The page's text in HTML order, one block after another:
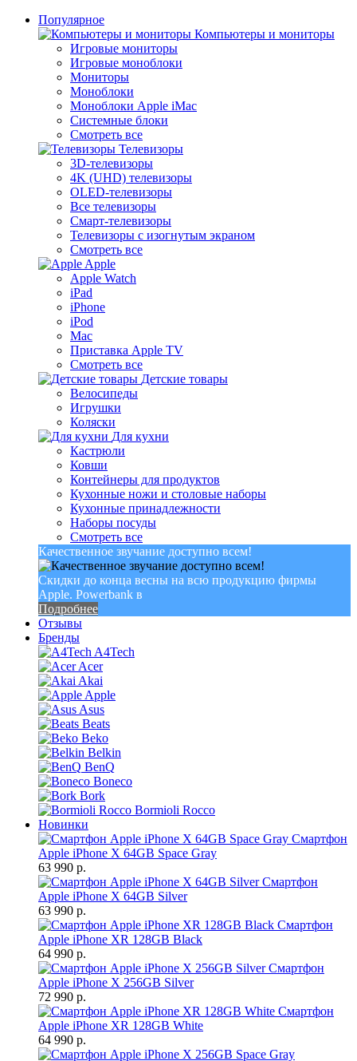
Популярное
Компьютеры и мониторы
Игровые мониторы
Игровые моноблоки
Мониторы
Моноблоки
Моноблоки Apple iMac
Системные блоки
Смотреть все
Телевизоры
3D-телевизоры
4K (UHD) телевизоры
OLED-телевизоры
Все телевизоры
Смарт-телевизоры
Телевизоры с изогнутым экраном
Смотреть все
Apple
Apple Watch
iPad
iPhone
iPod
Mac
Приставка Apple TV
Смотреть все
Детские товары
Велосипеды
Игрушки
Коляски
Для кухни
Кастрюли
Ковши
Контейнеры для продуктов
Кухонные ножи и столовые наборы
Кухонные принадлежности
Наборы посуды
Смотреть все
Качественное звучание доступно всем!
Скидки до конца весны на всю продукцию фирмы
Apple. Powerbank в
Подробнее
Отзывы
Бренды
A4Tech
Acer
Akai
Apple
Asus
Beats
Beko
Belkin
BenQ
Boneco
Bork
Bormioli Rocco
Новинки
Смартфон
Apple iPhone X 64GB Space Gray
63 990 р.
Смартфон
Apple iPhone X 64GB Silver
63 990 р.
Смартфон
Apple iPhone XR 128GB Black
64 990 р.
Смартфон
Apple iPhone X 256GB Silver
72 990 р.
Смартфон
Apple iPhone XR 128GB White
64 990 р.